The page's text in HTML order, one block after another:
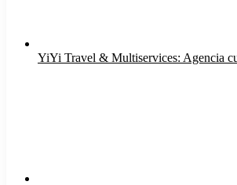
YiYi Travel & Multiservices: Agencia